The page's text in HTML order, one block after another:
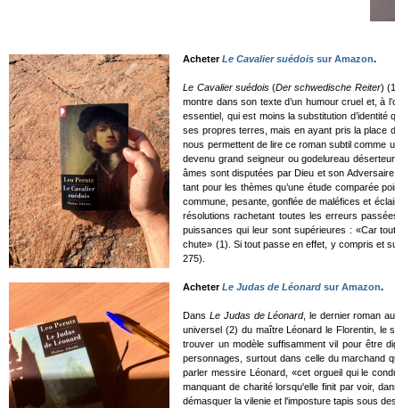
AcheterLe Cavalier suédois sur Amazon.
Le Cavalier suédois(Der schwedische Reiter)
montre dans son texte d’un humour cruel et, à
essentiel, qui est moins la substitution
ses propres terres, mais en ayant pris la place
nous permettent de lire ce roman subtil comme
devenu grand seigneur ou godelureau
âmes sont disputées par Dieu et son
tant pour les thèmes qu’une étude comparée
commune, pesante, gonflée de maléfices et
résolutions rachetant toutes les erreurs
puissances qui leur sont supérieures : «Car
chute» (1). Si tout passe en effet, y compris et
275).
AcheterLe Judas de Léonard sur Amazon.
DansLe Judas de Léonard, le dernier roman
universel (2) du maître Léonard le Florentin, le
trouver un modèle suffisamment vil pour être
personnages, surtout dans celle du marchand
parler messire Léonard, «cet orgueil qui le
manquant de charité lorsqu'elle finit par voir,
démasquer la vilenie et l'imposture tapis sous